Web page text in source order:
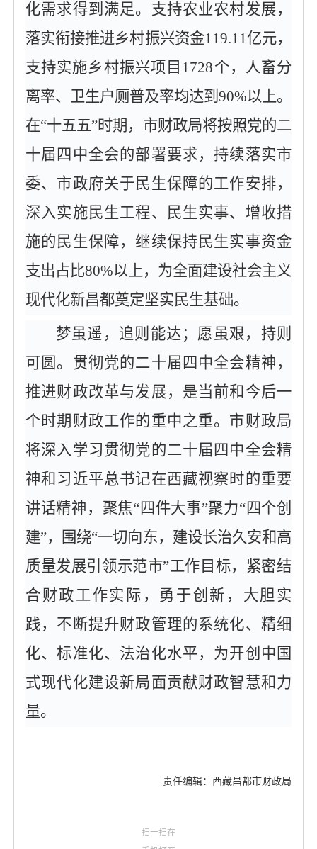
化需求得到满足。支持农业农村发展，
落实衔接推进乡村振兴资金119.11亿元，
支持实施乡村振兴项目1728个，人畜分
离率、卫生户厕普及率均达到90%以上。
在“十五五”时期，市财政局将按照党的二
十届四中全会的部署要求，持续落实市
委、市政府关于民生保障的工作安排，
深入实施民生工程、民生实事、增收措
施的民生保障，继续保持民生实事资金
支出占比80%以上，为全面建设社会主义
现代化新昌都奠定坚实民生基础。
梦虽遥，追则能达；愿虽艰，持则
可圆。贯彻党的二十届四中全会精神，
推进财政改革与发展，是当前和今后一
个时期财政工作的重中之重。市财政局
将深入学习贯彻党的二十届四中全会精
神和习近平总书记在西藏视察时的重要
讲话精神，聚焦“四件大事”聚力“四个创
建”，围绕“一切向东，建设长治久安和高
质量发展引领示范市”工作目标，紧密结
合财政工作实际，勇于创新，大胆实
践，不断提升财政管理的系统化、精细
化、标准化、法治化水平，为开创中国
式现代化建设新局面贡献财政智慧和力
量。
责任编辑：西藏昌都市财政局
扫一扫在